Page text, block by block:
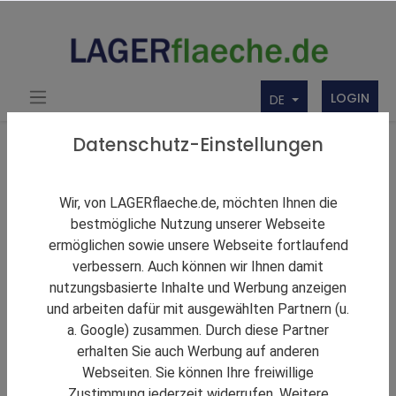
DE LOGIN
Themen Rund um Lager und LAGERflaeche.de
Illingen vor Fertigstellung
Datenschutz-Einstellungen
Wir, von LAGERflaeche.de, möchten Ihnen die
bestmögliche Nutzung unserer Webseite
ermöglichen sowie unsere Webseite fortlaufend
verbessern. Auch können wir Ihnen damit
nutzungsbasierte Inhalte und Werbung anzeigen
und arbeiten dafür mit ausgewählten Partnern (u.
a. Google) zusammen. Durch diese Partner
erhalten Sie auch Werbung auf anderen
Webseiten. Sie können Ihre freiwillige